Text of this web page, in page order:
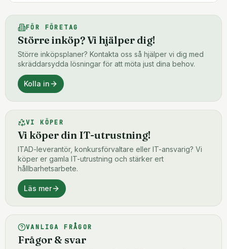
FÖR FÖRETAG
Större inköp? Vi hjälper dig!
Större inköpsplaner? Kontakta oss så hjälper vi dig med
skräddarsydda lösningar för att möta just dina behov.
Kolla in
VI KÖPER
Vi köper din IT-utrustning!
ITAD-leverantör, konkursförvaltare eller IT-ansvarig? Vi
köper er gamla IT-utrustning och stärker ert
hållbarhetsarbete.
Läs mer
VANLIGA FRÅGOR
Frågor & svar